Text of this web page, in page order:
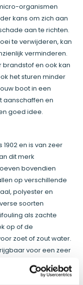
organismen
kans om zich aan
aan te richten.
te verwijderen, kan
verminderen.
brandstof en ook kan
het sturen minder
boot in een
aanschaffen en
goed idee.
en is van zeer
dit merk
bovendien
op verschillende
polyester en
soorten
als zachte
op of de
zoet of zout water.
voor een zeer